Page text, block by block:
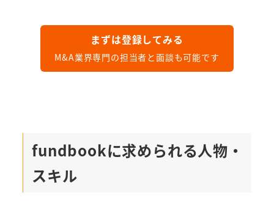
まずは登録してみる
M&A業界専門の担当者と面談も可能です
fundbookに求められる人物・
スキル